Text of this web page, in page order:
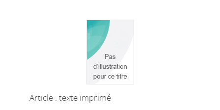
Article : texte imprimé